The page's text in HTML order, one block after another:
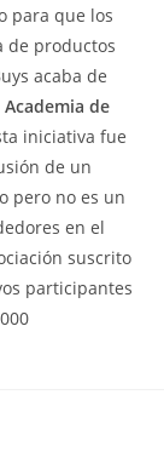
para que los
de productos
acaba de
Academia de
iniciativa fue
de un
pero no es un
en el
suscrito
participantes